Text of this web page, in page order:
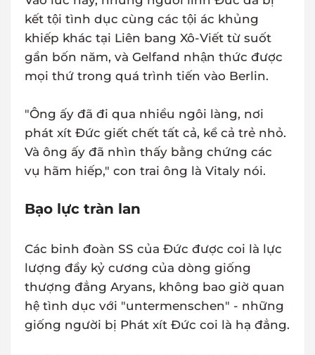
kết tội tình dục cùng các tội ác khủng
khiếp khác tại Liên bang Xô-Viết từ suốt
gần bốn năm, và Gelfand nhận thức được
mọi thứ trong quá trình tiến vào Berlin.
"Ông ấy đã đi qua nhiều ngôi làng, nơi
phát xít Đức giết chết tất cả, kể cả trẻ nhỏ.
Và ông ấy đã nhìn thấy bằng chứng các
vụ hãm hiếp," con trai ông là Vitaly nói.
Bạo lực tràn lan
Các binh đoàn SS của Đức được coi là lực
lượng đầy kỷ cương của dòng giống
thượng đẳng Aryans, không bao giờ quan
hệ tình dục với "untermenschen" - những
giống người bị Phát xít Đức coi là hạ đẳng.